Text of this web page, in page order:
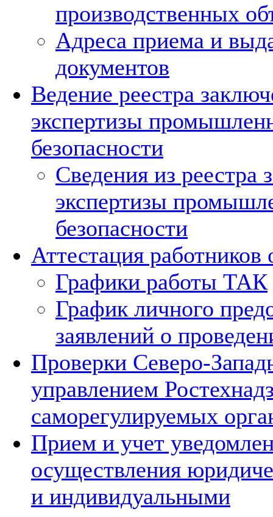
производственных
Адреса приема и
документов
Ведение реестра
экспертизы
безопасности
Сведения из реестра
экспертизы
безопасности
Аттестация работников
Графики работы ТАК
График личного
заявлений о
Проверки Северо-
управлением
саморегулируемых
Прием и учет
осуществления
и индивидуальными